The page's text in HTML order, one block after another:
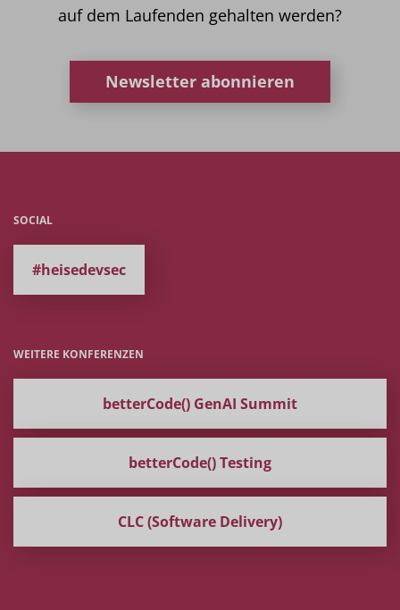
auf dem Laufenden gehalten werden?
Newsletter abonnieren
SOCIAL
#heisedevsec
WEITERE KONFERENZEN
betterCode() GenAI Summit
betterCode() Testing
CLC (Software Delivery)